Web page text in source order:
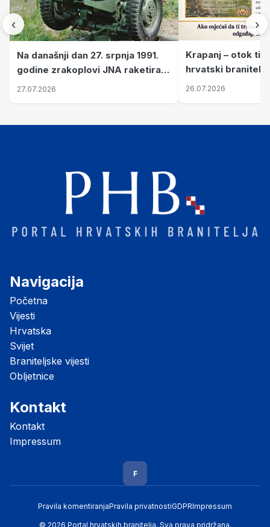
‹
Na današnji dan 27. srpnja 1991.
godine zrakoplovi JNA raketirali
su vojarnu i obučni centar "Nikola
27.07.2026
Krapanj – otok
hrvatski branitelji
pronalaze mir
26.07.2026
›
Navigacija
Početna
Vijesti
Hrvatska
Svijet
Braniteljske vijesti
Obljetnice
Kontakt
Kontakt
Impressum
F
Pravila komentiranjaPravila privatnostiGDPRImpressum
© 2026 Portal hrvatskih branitelja. Sva prava pridržana.